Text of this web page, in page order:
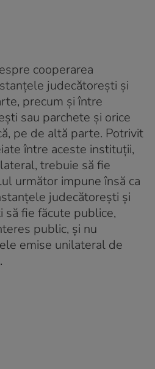
cooperarea
judecătoreşti şi
precum şi între
sau parchete şi orice
pe de altă parte. Potrivit
între aceste instituţii,
trebuie să fie
următor impune însă ca
judecătoreşti şi
fie făcute publice,
public, şi nu
emise unilateral de